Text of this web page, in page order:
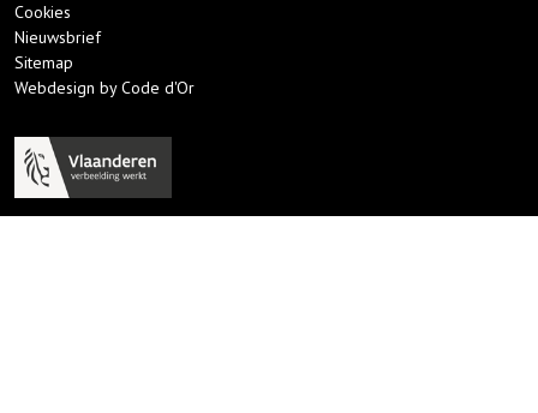
Cookies
Nieuwsbrief
Sitemap
Webdesign by Code d'Or